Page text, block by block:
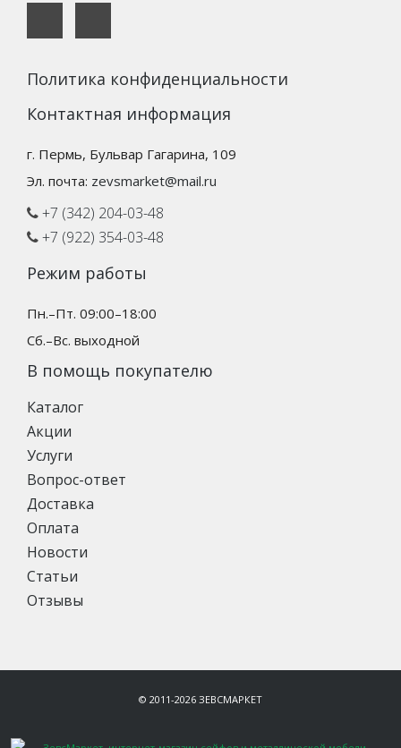
Политика конфиденциальности
Контактная информация
г. Пермь, Бульвар Гагарина, 109
Эл. почта: zevsmarket@mail.ru
+7 (342) 204-03-48
+7 (922) 354-03-48
Режим работы
Пн.–Пт. 09:00–18:00
Сб.–Вс. выходной
В помощь покупателю
Каталог
Акции
Услуги
Вопрос-ответ
Доставка
Оплата
Новости
Статьи
Отзывы
© 2011-2026 ЗЕВСМАРКЕТ